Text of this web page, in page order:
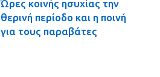
Ώρες κοινής ησυχίας την
θερινή περίοδο και η ποινή
για τους παραβάτες